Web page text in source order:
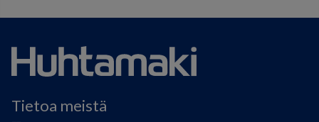
Tietoa meistä